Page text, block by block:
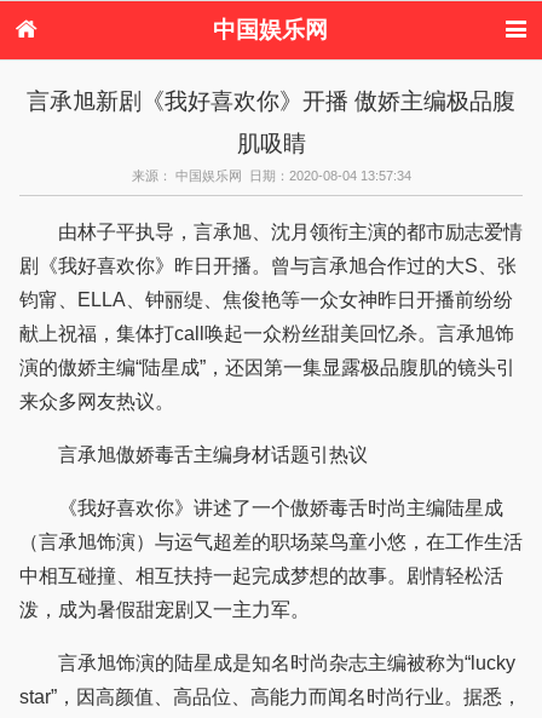
中国娱乐网
港台娱乐
日本娱乐 韩国娱乐
欧美娱乐
音乐新闻 影视新闻
港台明星八卦
日本韩国明星
欧美明星八卦
言承旭新剧《我好喜欢你》开播 傲娇主编极品腹
肌吸睛
来源： 中国娱乐网 日期：2020-08-04 13:57:34
由林子平执导，言承旭、沈月领衔主演的都市励志爱情
剧《我好喜欢你》昨日开播。曾与言承旭合作过的大S、张
钧甯、ELLA、钟丽缇、焦俊艳等一众女神昨日开播前纷纷
献上祝福，集体打call唤起一众粉丝甜美回忆杀。言承旭饰
演的傲娇主编“陆星成”，还因第一集显露极品腹肌的镜头引
来众多网友热议。
言承旭傲娇毒舌主编身材话题引热议
《我好喜欢你》讲述了一个傲娇毒舌时尚主编陆星成
（言承旭饰演）与运气超差的职场菜鸟童小悠，在工作生活
中相互碰撞、相互扶持一起完成梦想的故事。剧情轻松活
泼，成为暑假甜宠剧又一主力军。
言承旭饰演的陆星成是知名时尚杂志主编被称为“lucky
star”，因高颜值、高品位、高能力而闻名时尚行业。据悉，